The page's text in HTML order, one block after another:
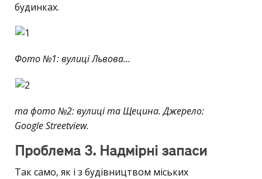
будинках.
Фото №1: вулиці Львова…
та фото №2: вулиці та Щецина. Джерело:
Google Streetview.
Проблема 3. Надмірні запаси
Так само, як і з будівництвом міських